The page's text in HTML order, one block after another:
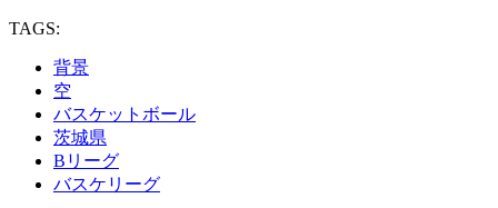
TAGS:
背景
空
バスケットボール
茨城県
Bリーグ
バスケリーグ